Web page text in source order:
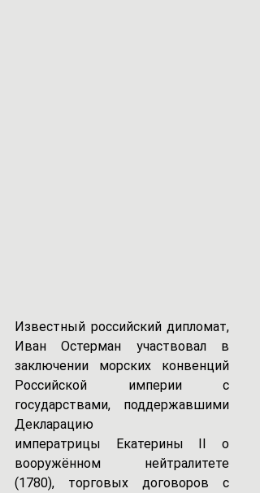
Известный российский дипломат,
Иван Остерман участвовал в
заключении морских конвенций
Российской империи с
государствами, поддержавшими
Декларацию
императрицы Екатерины II о
вооружённом нейтралитете
(1780), торговых договоров с